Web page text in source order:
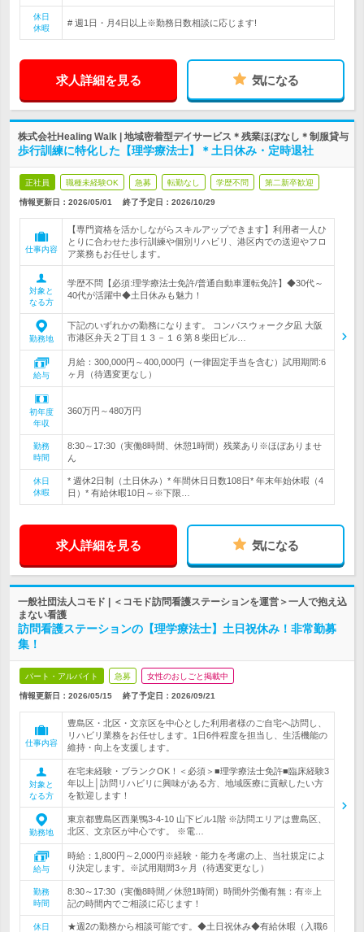
休日
休暇
# 週1日・月4日以上※勤務日数相談に応じます!
求人詳細を見る 気になる
株式会社Healing Walk | 地域密着型デイサービス＊残業ほぼなし＊制服貸与
歩行訓練に特化した【理学療法士】＊土日休み・定時退社
正社員 職種未経験OK 急募 転勤なし 学歴不問 第二新卒歓迎
情報更新日：2026/05/01 終了予定日： 2026/10/29
仕事内容
【専門資格を活かしながらスキルアップできます】利用者一人ひ
とりに合わせた歩行訓練や個別リハビリ、港区内での送迎やフロ
ア業務もお任せします。
対象と
なる方
学歴不問【必須:理学療法士免許/普通自動車運転免許】◆30代～
40代が活躍中◆土日休みも魅力！
勤務地
下記のいずれかの勤務になります。 コンパスウォーク夕凪 大阪
市港区弁天２丁目１３－１６第８柴田ビル…
給与
月給：300,000円～400,000円（一律固定手当を含む）試用期間:6
ヶ月（待遇変更なし）
初年度
年収
360万円～480万円
勤務
時間
8:30～17:30（実働8時間、休憩1時間）残業あり※ほぼありませ
ん
休日
休暇
* 週休2日制（土日休み）* 年間休日日数108日* 年末年始休暇（4
日）* 有給休暇10日～※下限…
求人詳細を見る 気になる
一般社団法人コモド | ＜コモド訪問看護ステーションを運営＞一人で抱え込
まない看護
訪問看護ステーションの【理学療法士】土日祝休み！非常勤募
集！
パート・アルバイト 急募 女性のおしごと掲載中
情報更新日：2026/05/15 終了予定日： 2026/09/21
仕事内容
豊島区・北区・文京区を中心とした利用者様のご自宅へ訪問し、
リハビリ業務をお任せします。1日6件程度を担当し、生活機能の
維持・向上を支援します。
対象と
なる方
在宅未経験・ブランクOK！＜必須＞■理学療法士免許■臨床経験3
年以上│訪問リハビリに興味がある方、地域医療に貢献したい方
を歓迎します！
勤務地
東京都豊島区西巣鴨3-4-10 山下ビル1階 ※訪問エリアは豊島区、
北区、文京区が中心です。 ※電…
給与
時給：1,800円～2,000円※経験・能力を考慮の上、当社規定によ
り決定します。※試用期間3ヶ月（待遇変更なし）
勤務
時間
8:30～17:30（実働8時間／休憩1時間）時間外労働有無：有※上
記の時間内でご相談に応じます！
休日
★週2の勤務から相談可能です。◆土日祝休み◆有給休暇（入職6